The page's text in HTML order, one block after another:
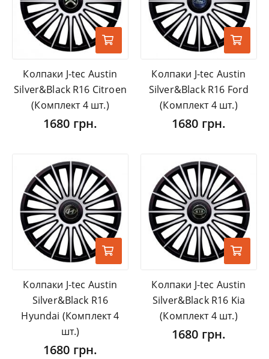
Колпаки J-tec Austin
Silver&Black R16 Citroen
(Комплект 4 шт.)
1680 грн.
Колпаки J-tec Austin
Silver&Black R16 Ford
(Комплект 4 шт.)
1680 грн.
Колпаки J-tec Austin
Silver&Black R16
Hyundai (Комплект 4
шт.)
1680 грн.
Колпаки J-tec Austin
Silver&Black R16 Kia
(Комплект 4 шт.)
1680 грн.